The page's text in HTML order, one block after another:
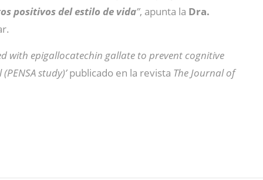
positivos del estilo de vida”, apunta la Dra.
with epigallocatechin gallate to prevent cognitive
study)’publicado en la revista The Journal of